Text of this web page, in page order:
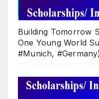
Building Tomorrow
One Young World
#Munich,